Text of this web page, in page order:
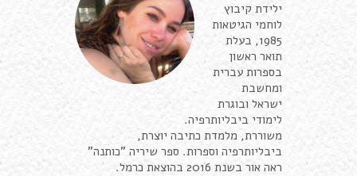
ילידת קיבוץ
לוחמי הגיטאות
1985, בעלת
תואר ראשון
בספרות עברית
ומחשבת
ישראל ובוגרת
לימודי ביבליותרפיה.
משוררת, מלמדת כתיבה יוצרת,
ביבליותרפיה וספרות. ספר שיריה "כותנה"
ראה אור בשנת 2016 בהוצאת כרמל.